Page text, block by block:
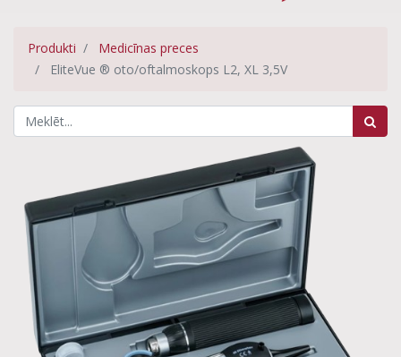
Produkti
Medicīnas preces
EliteVue ® oto/oftalmoskops L2, XL 3,5V